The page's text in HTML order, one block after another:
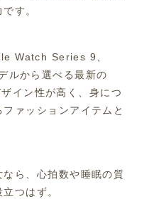
す。
Watch Series 9、
ルから選べる最新の
イン性が高く、身につ
ァッションアイテムと
ら、心拍数や睡眠の質
つはず。